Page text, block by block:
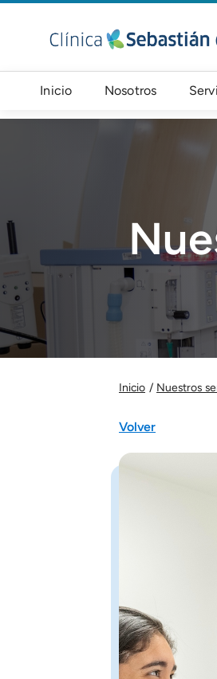
Pasar al contenido principal
Navegación principal
Inicio Nosotros
Inicio Nuestros
Volver